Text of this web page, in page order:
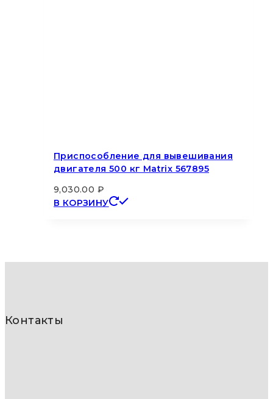
Приспособление для вывешивания
двигателя 500 кг Matrix 567895
9,030.00 ₽
В КОРЗИНУ
Контакты